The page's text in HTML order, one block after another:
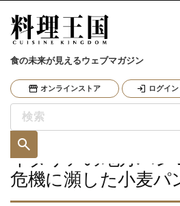
食の未来が見えるウェブマガジン
オンラインストア ログイン
イタリアの地方パン
危機に瀕した小麦